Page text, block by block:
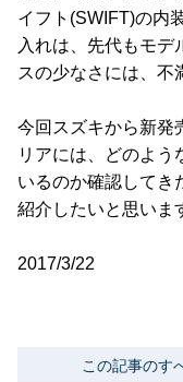
イフト(SWIFT)の内
入れは、先代もモ
スの少なさには、不
今回スズキから新発
リアには、どのよう
いるのか確認してき
紹介したいと思いま
2017/3/22
この記事のす